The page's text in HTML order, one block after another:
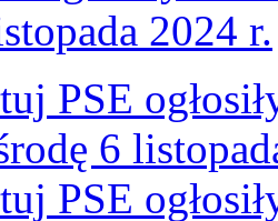
2024 r.
PSE
6
PSE